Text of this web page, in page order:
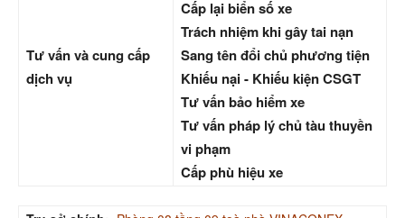
Tư vấn và cung cấp
dịch vụ
Cấp lại biển số xe
Trách nhiệm khi gây tai nạn
Sang tên đổi chủ phương tiện
Khiếu nại - Khiếu kiện CSGT
Tư vấn bảo hiểm xe
Tư vấn pháp lý chủ tàu thuyền
vi phạm
Cấp phù hiệu xe